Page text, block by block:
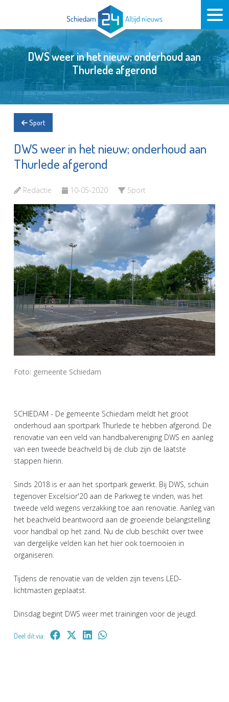
DWS weer in het nieuw; onderhoud aan
Thurlede afgerond
Sport
DWS weer in het nieuw; onderhoud aan
Thurlede afgerond
Redactie 10-05-2020 Sport
Foto: gemeente Schiedam
SCHIEDAM - De gemeente Schiedam meldt het groot
onderhoud aan sportpark Thurlede te hebben afgerond. De
renovatie van een veld van handbalvereniging DWS en aanleg
van een tweede beachveld bij de club zijn de laatste
stappen hierin.
Sinds 2018 is er aan het sportpark gewerkt. Bij DWS, schuin
tegenover Excelsior'20 aan de Parkweg te vinden, was het
tweede veld wegens verzakking toe aan renovatie. Aanleg van
het beachveld beantwoord aan de groeiende belangstelling
voor handbal op het zand. Nu de club beschikt over twee
van dergelijke velden kan het hier ook toernooien in
organiseren.
Tijdens de renovatie van de velden zijn tevens LED-
lichtmasten geplaatst.
Dinsdag begint DWS weer met trainingen voor de jeugd.
Deel dit via: